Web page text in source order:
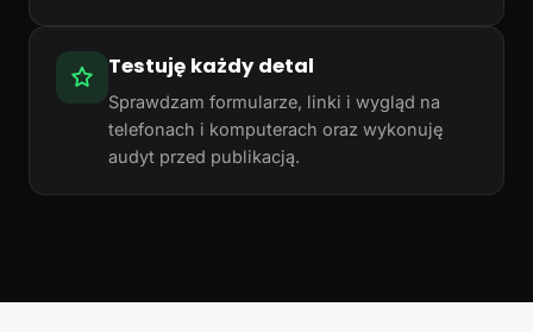
Testuję każdy detal
Sprawdzam formularze, linki i wygląd na
telefonach i komputerach oraz wykonuję
audyt przed publikacją.